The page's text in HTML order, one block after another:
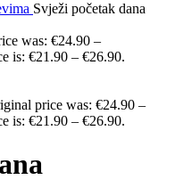
Svježi početak dana
was: €24.90 –
is: €21.90 – €26.90.
price was: €24.90 –
is: €21.90 – €26.90.